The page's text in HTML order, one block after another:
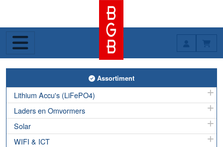
Toggle Assortiment
Assortiment
Lithium Accu's (LiFePO4)
Laders en Omvormers
Solar
WIFI & ICT